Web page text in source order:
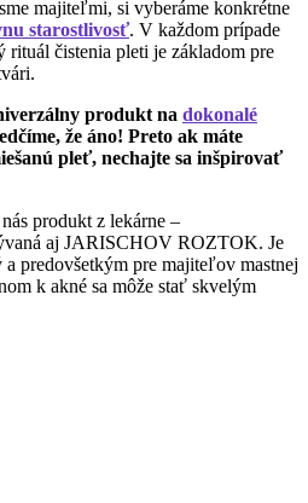
majiteľmi, si vyberáme konkrétne
starostlivosť. V každom prípade
rituál čistenia pleti je základom pre
produkt na dokonalé
že áno! Preto ak máte
pleť, nechajte sa inšpirovať
produkt z lekárne –
aj JARISCHOV ROZTOK. Je
predovšetkým pre majiteľov mastnej
k akné sa môže stať skvelým